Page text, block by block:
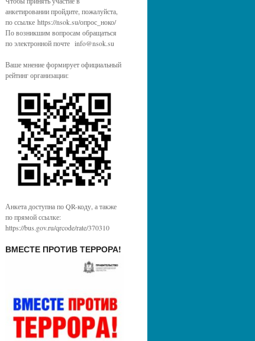
анкетировании пройдите, пожалуйста,
по ссылке https://nsok.su/опрос_ноко/
По возникшим вопросам обращаться
по электронной почте info@nsok.su
Ваше мнение формирует официальный
рейтинг организации:
Анкета доступна по QR-коду, а также
по прямой ссылке:
https://bus.gov.ru/qrcode/rate/370310
ВМЕСТЕ ПРОТИВ ТЕРРОРА!